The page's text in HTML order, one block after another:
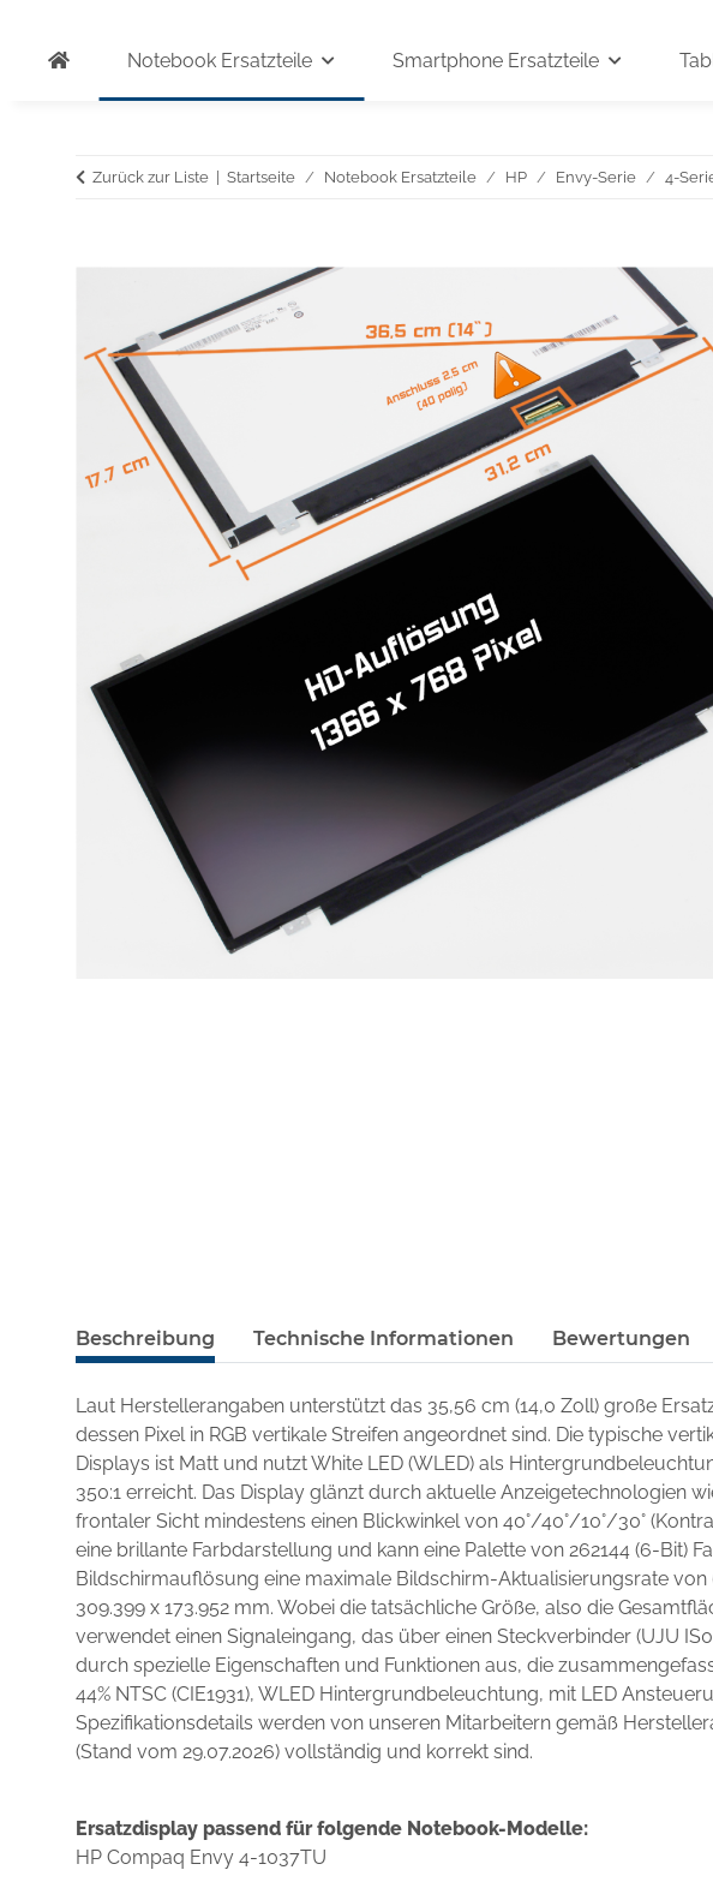
Notebook Ersatzteile Smartphone Ersatzteile
Zurück zur Liste Startseite Notebook Ersatzteile HP Envy-Serie 4-
Beschreibung Technische Informationen Bewertungen
Laut Herstellerangaben unterstützt das 35,56 cm (14,0 Zoll) große
dessen Pixel in RGB vertikale Streifen angeordnet sind. Die typische
Displays ist Matt und nutzt White LED (WLED) als
350:1 erreicht. Das Display glänzt durch aktuelle Anzeigetechnologien
frontaler Sicht mindestens einen Blickwinkel von 40°/40°/10°/30°
eine brillante Farbdarstellung und kann eine Palette von 262144 (6-Bit)
Bildschirmauflösung eine maximale Bildschirm-Aktualisierungsrate
309.399 x 173.952 mm. Wobei die tatsächliche Größe, also die
verwendet einen Signaleingang, das über einen Steckverbinder (UJU
durch spezielle Eigenschaften und Funktionen aus, die zusammengefasst
44% NTSC (CIE1931), WLED Hintergrundbeleuchtung, mit LED
Spezifikationsdetails werden von unseren Mitarbeitern gemäß
(Stand vom 29.07.2026) vollständig und korrekt sind.
Ersatzdisplay passend für folgende Notebook-Modelle:
HP Compaq Envy 4-1037TU